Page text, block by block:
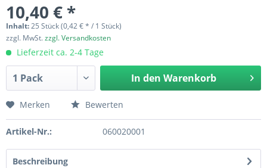
10,40 € *
Inhalt:25 Stück (0,42 € * / 1 Stück)
zzgl. MwSt.zzgl. Versandkosten
Lieferzeit ca. 2-4 Tage
In den Warenkorb
Merken Bewerten
Artikel-Nr.: 060020001
Beschreibung